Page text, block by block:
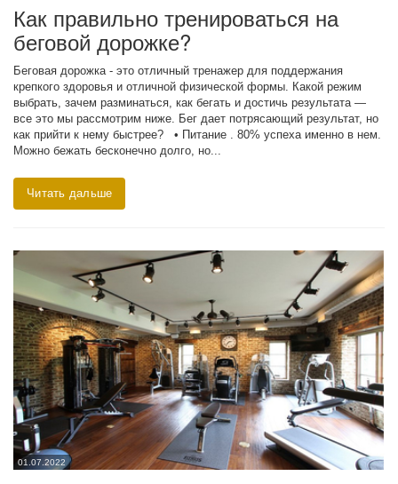
Как правильно тренироваться на
беговой дорожке?
Беговая дорожка - это отличный тренажер для поддержания
крепкого здоровья и отличной физической формы. Какой режим
выбрать, зачем разминаться, как бегать и достичь результата —
все это мы рассмотрим ниже. Бег дает потрясающий результат, но
как прийти к нему быстрее? • Питание . 80% успеха именно в нем.
Можно бежать бесконечно долго, но...
Читать дальше
01.07.2022